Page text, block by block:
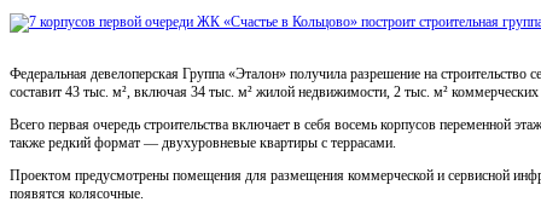
Федеральная девелоперская Группа «Эталон» получила разрешение на
составит 43 тыс. м², включая 34 тыс. м² жилой недвижимости, 2 тыс. м²
Всего первая очередь строительства включает в себя восемь корпусов переменной
также редкий формат — двухуровневые квартиры с террасами.
Проектом предусмотрены помещения для размещения коммерческой и сервисной
появятся колясочные.